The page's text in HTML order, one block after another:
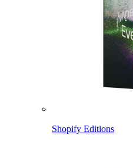
Shopify Editions